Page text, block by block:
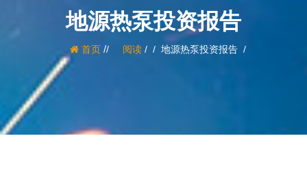
地源热泵投资报告
首页/ 阅读/ 地源热泵投资报告